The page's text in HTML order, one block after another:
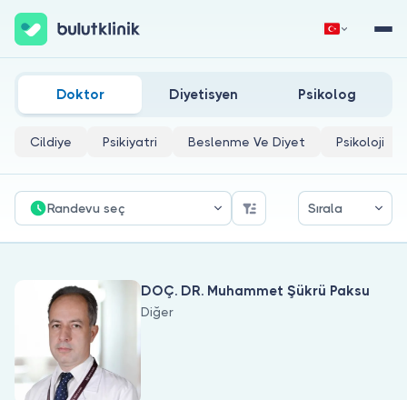
Hastalar için
Doktorlar için
Hemen Kaydol Giriş Yap
Allerjik Reaksiyon (Kurdeşen, Ürtiker) Doktorları
Doktor Diyetisyen Psikolog
Cildiye Psikiyatri Beslenme Ve Diyet Psikoloji
Randevu seç Sırala
DOÇ. DR. Muhammet Şükrü Paksu
Diğer